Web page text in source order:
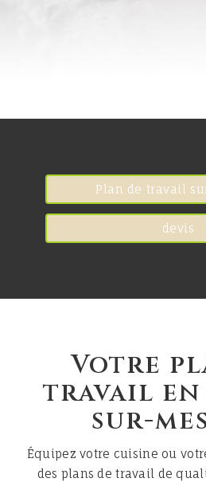
Plan de travail
devis
Votre
travail
sur-
Équipez votre cuisine ou
des plans de travail de